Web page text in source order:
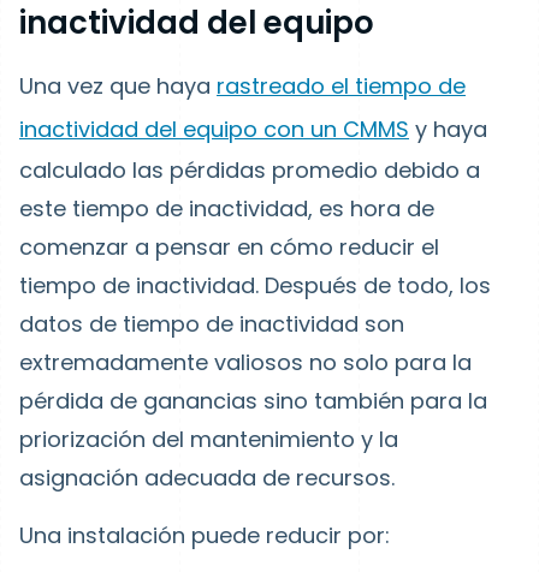
inactividad del equipo
Una vez que haya rastreado el tiempo de
inactividad del equipo con un CMMS y haya
calculado las pérdidas promedio debido a
este tiempo de inactividad, es hora de
comenzar a pensar en cómo reducir el
tiempo de inactividad. Después de todo, los
datos de tiempo de inactividad son
extremadamente valiosos no solo para la
pérdida de ganancias sino también para la
priorización del mantenimiento y la
asignación adecuada de recursos.
Una instalación puede reducir por: